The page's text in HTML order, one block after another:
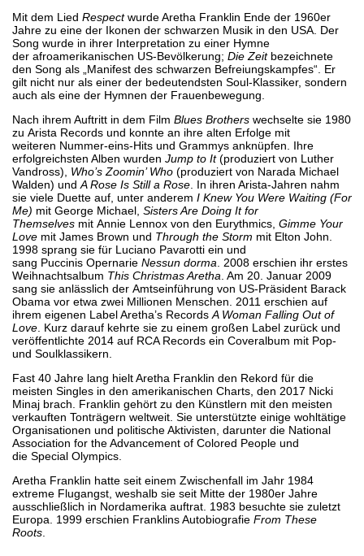
Mit dem Lied Respectwurde Aretha Franklin Ende der 1960er
Jahre zu eine der Ikonen der schwarzen Musik in den USA. Der
Song wurde in ihrer Interpretation zu einer Hymne
der afroamerikanischen US-Bevölkerung; Die Zeitbezeichnete
den Song als „Manifest des schwarzen Befreiungskampfes“. Er
gilt nicht nur als einer der bedeutendsten Soul-Klassiker, sondern
auch als eine der Hymnen der Frauenbewegung.
Nach ihrem Auftritt in dem Film Blues Brothers wechselte sie 1980
zu Arista Records und konnte an ihre alten Erfolge mit
weiteren Nummer-eins-Hits und Grammys anknüpfen. Ihre
erfolgreichsten Alben wurden Jump to It(produziert von Luther
Vandross), Who’s Zoomin’ Who (produziert von Narada Michael
Walden) und A Rose Is Still a Rose . In ihren Arista-Jahren nahm
sie viele Duette auf, unter anderem I Knew You Were Waiting (For
Me) mit George Michael, Sisters Are Doing It for
Themselves mit Annie Lennox von den Eurythmics, Gimme Your
Love mit James Brown und Through the Storm mit Elton John.
1998 sprang sie für Luciano Pavarotti ein und
sang Puccinis Opernarie Nessun dorma . 2008 erschien ihr erstes
Weihnachtsalbum This Christmas Aretha . Am 20. Januar 2009
sang sie anlässlich der Amtseinführung von US-Präsident Barack
Obama vor etwa zwei Millionen Menschen. 2011 erschien auf
ihrem eigenen Label Aretha’s Records A Woman Falling Out of
Love . Kurz darauf kehrte sie zu einem großen Label zurück und
veröffentlichte 2014 auf RCA Records ein Coveralbum mit Pop-
und Soulklassikern.
Fast 40 Jahre lang hielt Aretha Franklin den Rekord für die
meisten Singles in den amerikanischen Charts, den 2017 Nicki
Minaj brach. Franklin gehört zu den Künstlern mit den meisten
verkauften Tonträgern weltweit. Sie unterstützte einige wohltätige
Organisationen und politische Aktivisten, darunter die National
Association for the Advancement of Colored People und
die Special Olympics.
Aretha Franklin hatte seit einem Zwischenfall im Jahr 1984
extreme Flugangst, weshalb sie seit Mitte der 1980er Jahre
ausschließlich in Nordamerika auftrat. 1983 besuchte sie zuletzt
Europa. 1999 erschien Franklins Autobiografie From These
Roots